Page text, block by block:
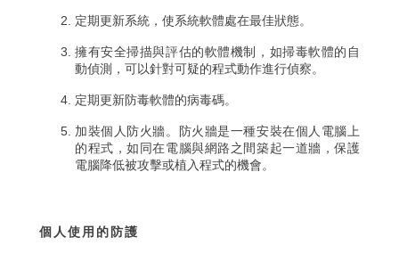
定期更新系統，使系統軟體處在最佳狀態。
擁有安全掃描與評估的軟體機制，如掃毒軟體的自
動偵測，可以針對可疑的程式動作進行偵察。
定期更新防毒軟體的病毒碼。
加裝個人防火牆。防火牆是一種安裝在個人電腦上
的程式，如同在電腦與網路之間築起一道牆，保護
電腦降低被攻擊或植入程式的機會。
個人使用的防護